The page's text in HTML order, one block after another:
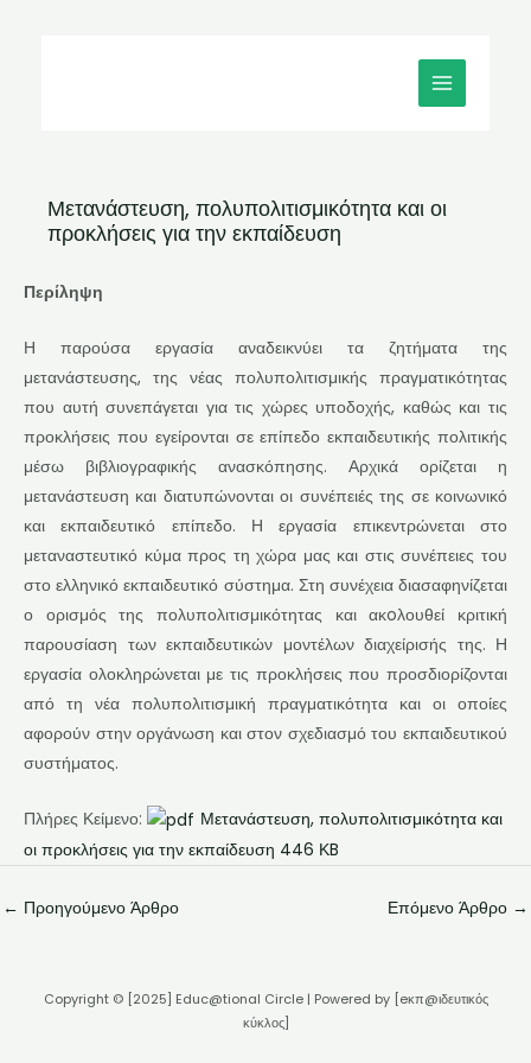
MAIN
MENU
Μετανάστευση, πολυπολιτισμικότητα και οι
προκλήσεις για την εκπαίδευση
Περίληψη
Η παρούσα εργασία αναδεικνύει τα ζητήματα της
μετανάστευσης, της νέας πολυπολιτισμικής πραγματικότητας
που αυτή συνεπάγεται για τις χώρες υποδοχής, καθώς και τις
προκλήσεις που εγείρονται σε επίπεδο εκπαιδευτικής πολιτικής
μέσω βιβλιογραφικής ανασκόπησης. Αρχικά ορίζεται η
μετανάστευση και διατυπώνονται οι συνέπειές της σε κοινωνικό
και εκπαιδευτικό επίπεδο. Η εργασία επικεντρώνεται στο
μεταναστευτικό κύμα προς τη χώρα μας και στις συνέπειες του
στο ελληνικό εκπαιδευτικό σύστημα. Στη συνέχεια διασαφηνίζεται
ο ορισμός της πολυπολιτισμικότητας και ακoλουθεί κριτική
παρουσίαση των εκπαιδευτικών μοντέλων διαχείρισής της. Η
εργασία ολοκληρώνεται με τις προκλήσεις που προσδιορίζονται
από τη νέα πολυπολιτισμική πραγματικότητα και οι οποίες
αφορούν στην οργάνωση και στον σχεδιασμό του εκπαιδευτικού
συστήματος.
Πλήρες Κείμενο:
Μετανάστευση, πολυπολιτισμικότητα και
οι προκλήσεις για την εκπαίδευση 446 ΚB
← Προηγούμενο Άρθρο Επόμενο Άρθρο →
Copyright © [2025] Educ@tional Circle | Powered by [eκπ@ιδευτικός
κύκλος]